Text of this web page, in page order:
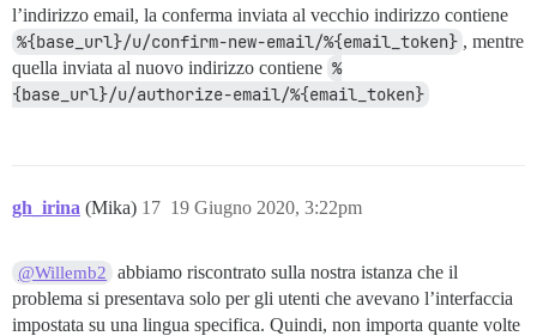
l’indirizzo email, la conferma inviata al vecchio indirizzo contiene
%{base_url}/u/confirm-new-email/%{email_token} , mentre
quella inviata al nuovo indirizzo contiene %
{base_url}/u/authorize-email/%{email_token}
gh_irina (Mika) 19 Giugno 2020, 3:22pm
17
@Willemb2
abbiamo riscontrato sulla nostra istanza che il
problema si presentava solo per gli utenti che avevano l’interfaccia
impostata su una lingua specifica. Quindi, non importa quante volte